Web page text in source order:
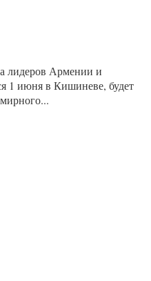
лидеров Армении и
1 июня в Кишиневе, будет